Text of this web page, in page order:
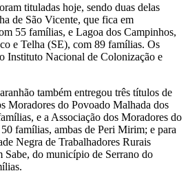
tituladas hoje, sendo duas delas
de São Vicente, que fica em
55 famílias, e Lagoa dos Campinhos,
e Telha (SE), com 89 famílias. Os
Instituto Nacional de Colonização e
também entregou três títulos de
Moradores do Povoado Malhada dos
e a Associação dos Moradores do
famílias, ambas de Peri Mirim; e para
Negra de Trabalhadores Rurais
do município de Serrano do